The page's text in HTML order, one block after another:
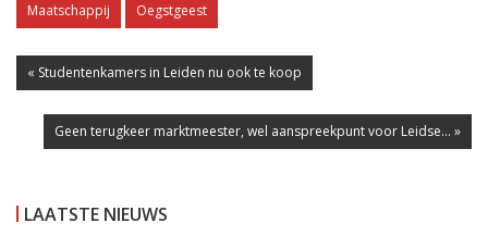
Maatschappij Oegstgeest
« Studentenkamers in Leiden nu ook te koop
Geen terugkeer marktmeester, wel aanspreekpunt voor Leidse... »
LAATSTE NIEUWS